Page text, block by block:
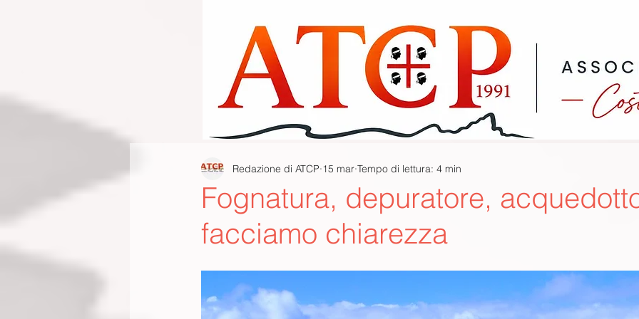
Fognatura, depuratore,
facciamo chiarezza
Redazione di ATCP 15 mar Tempo di lettura: 4 min